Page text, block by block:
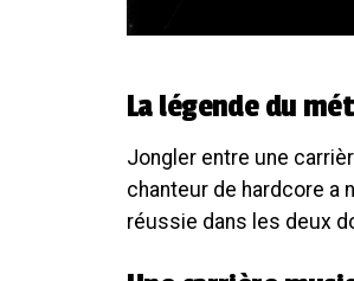
La légende du
Jongler entre une
chanteur de hardcore a
réussie dans les deux